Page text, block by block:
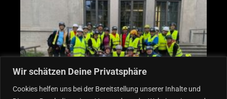
Wir schätzen Deine Privatsphäre
Cookies helfen uns bei der Bereitstellung unserer Inhalte und